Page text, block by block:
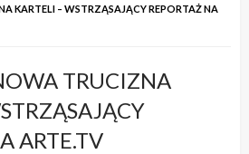
KARTELI – WSTRZĄSAJĄCY REPORTAŻ NA
TRUCIZNA
ARTE.TV